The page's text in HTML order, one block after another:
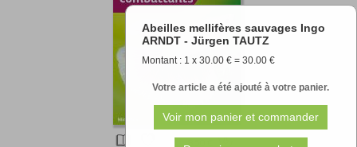
Abeilles mellifères sauvages Ingo
ARNDT - Jürgen TAUTZ
Montant : 1 x 30.00 € = 30.00 €
Votre article a été ajouté à votre panier.